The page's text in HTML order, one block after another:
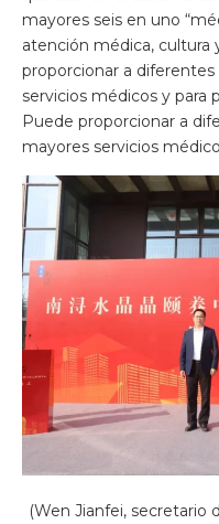
mayores seis en uno
atención médica,
proporcionar a
servicios médicos y para
Puede proporcionar a
mayores servicios
(Wen Jianfei,